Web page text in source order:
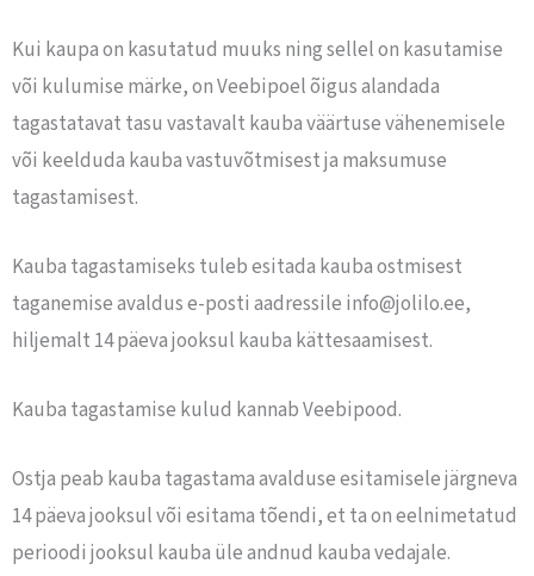
Kui kaupa on kasutatud muuks ning sellel on kasutamise
või kulumise märke, on Veebipoel õigus alandada
tagastatavat tasu vastavalt kauba väärtuse vähenemisele
või keelduda kauba vastuvõtmisest ja maksumuse
tagastamisest.
Kauba tagastamiseks tuleb esitada kauba ostmisest
taganemise avaldus e-posti aadressile info@jolilo.ee,
hiljemalt 14 päeva jooksul kauba kättesaamisest.
Kauba tagastamise kulud kannab Veebipood.
Ostja peab kauba tagastama avalduse esitamisele järgneva
14 päeva jooksul või esitama tõendi, et ta on eelnimetatud
perioodi jooksul kauba üle andnud kauba vedajale.